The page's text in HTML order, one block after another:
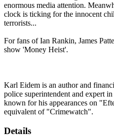
enormous media attention.
clock is ticking for the innocent
terrorists...
For fans of Ian Rankin, James
show 'Money Heist'.
Karl Eidem is an author and
police superintendent and expert
known for his appearances on
equivalent of "Crimewatch".
Details